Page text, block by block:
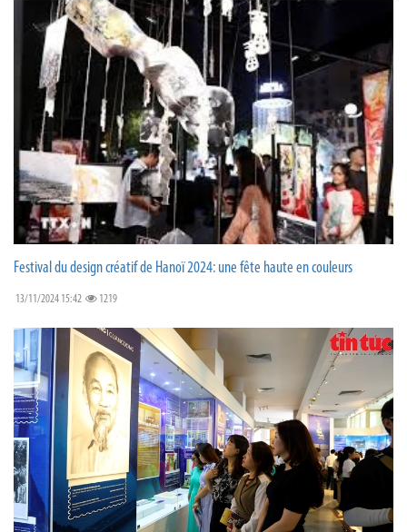
Festival du design créatif de Hanoï 2024: une fête haute en couleurs
13/11/2024 15:42 1219